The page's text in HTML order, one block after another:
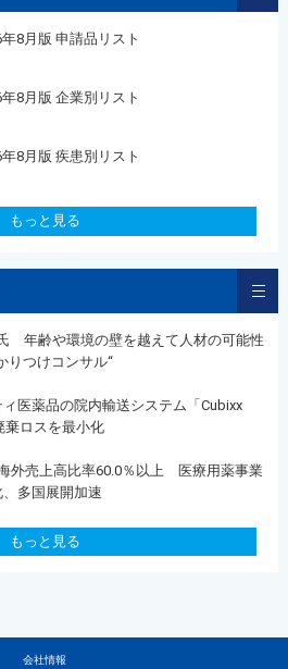
8月版 申請品リスト
8月版 企業別リスト
8月版 疾患別リスト
もっと見る
年齢や環境の壁を越えて人材の可能性
つけコンサル“
医薬品の院内輸送システム「Cubixx
ロスを最小化
外売上高比率60.0％以上 医療用薬事業
多国展開加速
もっと見る
会社情報